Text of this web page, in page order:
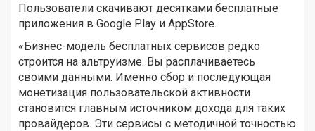
Пользователи скачивают десятками бесплатные
приложения в Google Play и AppStore.
«Бизнес-модель бесплатных сервисов редко
строится на альтруизме. Вы расплачиваетесь
своими данными. Именно сбор и последующая
монетизация пользовательской активности
становится главным источником дохода для таких
провайдеров. Эти сервисы с методичной точностью